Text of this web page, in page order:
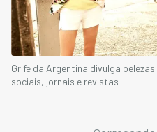
Grife da Argentina divulga
sociais, jornais e revistas